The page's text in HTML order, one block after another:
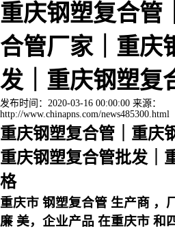
重庆钢塑复合管
合管厂家｜重庆
发｜重庆钢塑复
发布时间：2020-03-16 00:00:00 来源：
http://www.chinapns.com/news485300.html
重庆钢塑复合管｜重庆
重庆钢塑复合管批发｜
格
重庆市 钢塑复合管 生产商 ，
廉 美，企业产品 在重庆市 和